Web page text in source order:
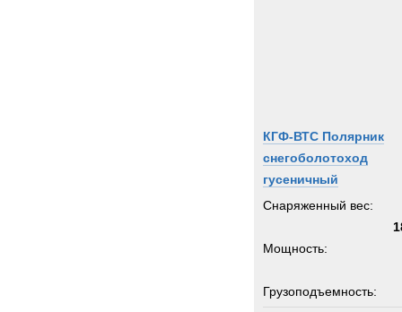
КГФ-ВТС Полярник
снегоболотоход
гусеничный
Снаряженный вес:
Мощность:
Грузоподъемность: